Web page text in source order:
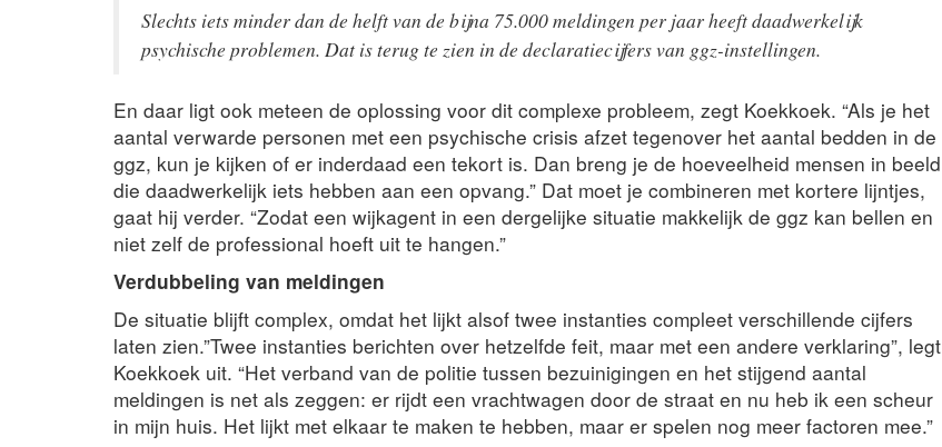
Slechts iets minder dan de helft van de bijna 75.000 meldingen per jaar heeft daadwerkelijk
psychische problemen. Dat is terug te zien in de declaratiecijfers van ggz-instellingen.
En daar ligt ook meteen de oplossing voor dit complexe probleem, zegt Koekkoek. “Als je het
aantal verwarde personen met een psychische crisis afzet tegenover het aantal bedden in de
ggz, kun je kijken of er inderdaad een tekort is. Dan breng je de hoeveelheid mensen in beeld
die daadwerkelijk iets hebben aan een opvang.” Dat moet je combineren met kortere lijntjes,
gaat hij verder. “Zodat een wijkagent in een dergelijke situatie makkelijk de ggz kan bellen en
niet zelf de professional hoeft uit te hangen.”
Verdubbeling van meldingen
De situatie blijft complex, omdat het lijkt alsof twee instanties compleet verschillende cijfers
laten zien.”Twee instanties berichten over hetzelfde feit, maar met een andere verklaring”, legt
Koekkoek uit. “Het verband van de politie tussen bezuinigingen en het stijgend aantal
meldingen is net als zeggen: er rijdt een vrachtwagen door de straat en nu heb ik een scheur
in mijn huis. Het lijkt met elkaar te maken te hebben, maar er spelen nog meer factoren mee.”